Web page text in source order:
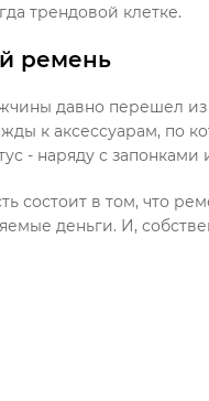
трендовой клетке.
ремень
давно перешел из
к аксессуарам, по
- наряду с запонками
состоит в том, что
деньги. И,